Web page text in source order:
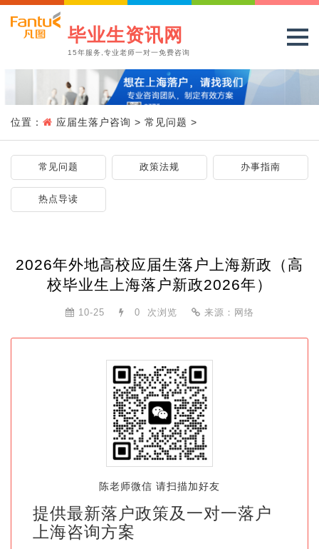
毕业生资讯网
15年服务,专业老师一对一免费咨询
位置： 应届生落户咨询 > 常见问题 >
常见问题 政策法规 办事指南
热点导读
2026年外地高校应届生落户上海新政（高
校毕业生上海落户新政2026年）
10-25 0 次浏览 来源：网络
陈老师微信 请扫描加好友
提供最新落户政策及一对一落户
上海咨询方案